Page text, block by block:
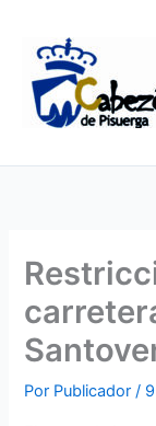
contenido
Por Publicador/